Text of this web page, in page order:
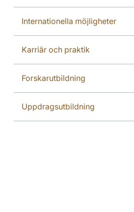
Internationella möjligheter
Karriär och praktik
Forskarutbildning
Uppdragsutbildning